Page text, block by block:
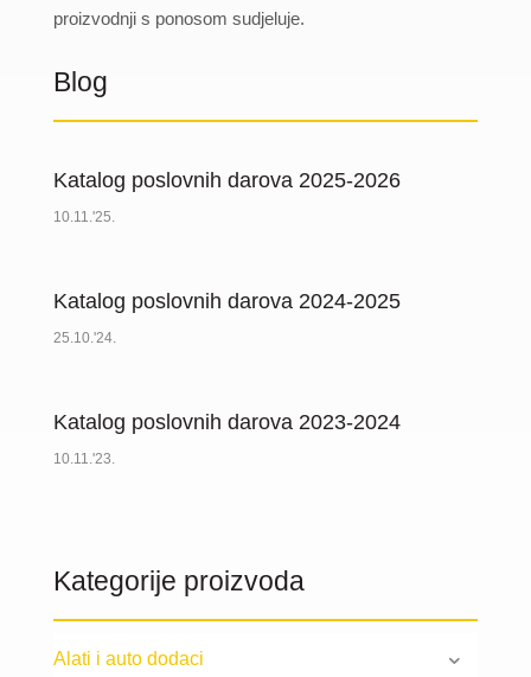
proizvodnji s ponosom sudjeluje.
Blog
Katalog poslovnih darova 2025-2026
10.11.'25.
Katalog poslovnih darova 2024-2025
25.10.'24.
Katalog poslovnih darova 2023-2024
10.11.'23.
Kategorije proizvoda
Alati i auto dodaci